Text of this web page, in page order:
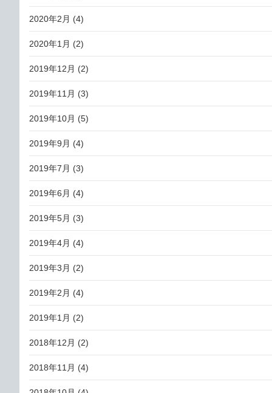
2020年2月 (4)
2020年1月 (2)
2019年12月 (2)
2019年11月 (3)
2019年10月 (5)
2019年9月 (4)
2019年7月 (3)
2019年6月 (4)
2019年5月 (3)
2019年4月 (4)
2019年3月 (2)
2019年2月 (4)
2019年1月 (2)
2018年12月 (2)
2018年11月 (4)